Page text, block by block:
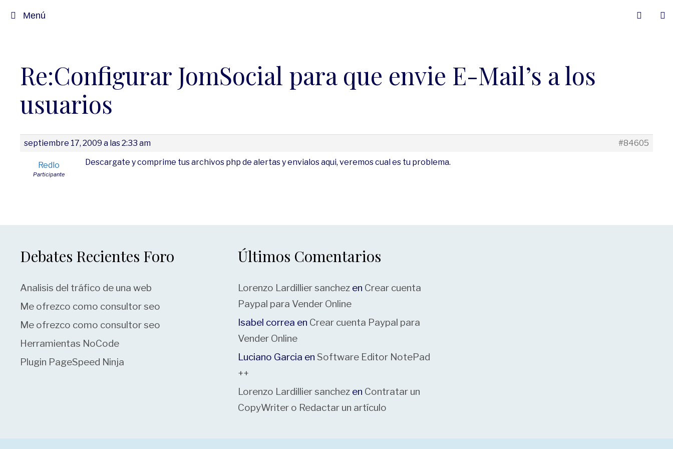
Menú
Re:Configurar JomSocial para que envie E-Mail’s a los
usuarios
septiembre 17, 2009 a las 2:33 am #84605
Redlo
Participante
Descargate y comprime tus archivos php de alertas y envialos aqui, veremos cual es tu problema.
Debates Recientes Foro
Analisis del tráfico de una web
Me ofrezco como consultor seo
Me ofrezco como consultor seo
Herramientas NoCode
Plugin PageSpeed Ninja
Últimos Comentarios
Lorenzo Lardillier sanchezen Crear cuenta
Paypal para Vender Online
Isabel correa en Crear cuenta Paypal para
Vender Online
Luciano Garcia en Software Editor NotePad
++
Lorenzo Lardillier sanchezen Contratar un
CopyWriter o Redactar un artículo